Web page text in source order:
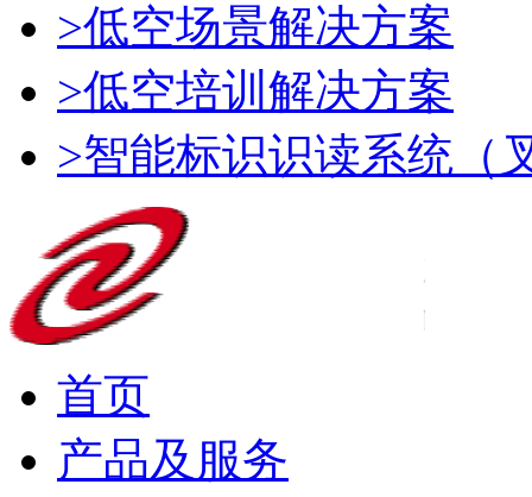
>低空场景解决方案
>低空培训解决方案
>智能标识识读系统（
首页
产品及服务